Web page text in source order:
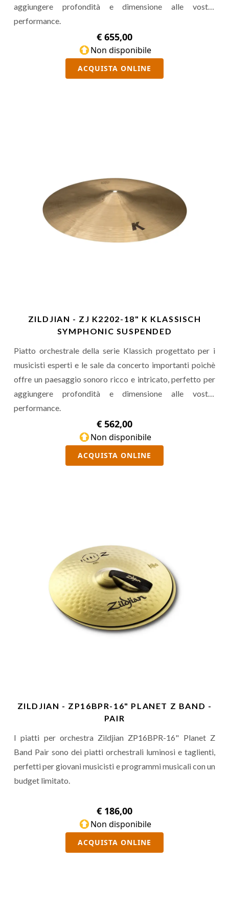
aggiungere profondità e dimensione alle vostre
performance.
€ 655,00
Non disponibile
ACQUISTA ONLINE
ZILDJIAN - ZJ K2202-18" K KLASSISCH
SYMPHONIC SUSPENDED
Piatto orchestrale della serie Klassich progettato per i
musicisti esperti e le sale da concerto importanti poichè
offre un paesaggio sonoro ricco e intricato, perfetto per
aggiungere profondità e dimensione alle vostre
performance.
€ 562,00
Non disponibile
ACQUISTA ONLINE
ZILDJIAN - ZP16BPR-16" PLANET Z BAND -
PAIR
I piatti per orchestra Zildjian ZP16BPR-16" Planet Z
Band Pair sono dei piatti orchestrali luminosi e taglienti,
perfetti per giovani musicisti e programmi musicali con un
budget limitato.
€ 186,00
Non disponibile
ACQUISTA ONLINE